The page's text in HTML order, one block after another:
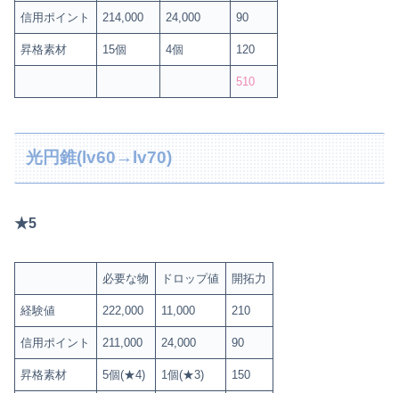
信用ポイント 214,000 24,000 90
昇格素材 15個 4個 120
510
光円錐(lv60→lv70)
★5
必要な物 ドロップ値 開拓力
経験値 222,000 11,000 210
信用ポイント 211,000 24,000 90
昇格素材 5個(★4) 1個(★3) 150